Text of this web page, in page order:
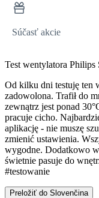
Súčasť akcie
Test wentylatora Philips
Od kilku dni testuję ten
zadowolona. Trafił do
zewnątrz jest ponad
pracuje cicho.
aplikację - nie muszę
zmienić ustawienia.
wygodne. Dodatkowo
świetnie pasuje do
#testowanie
Preložiť do Slovenčina